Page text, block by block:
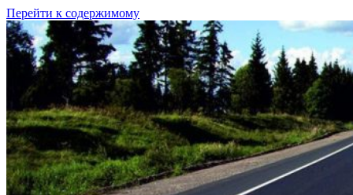
Перейти к содержимому